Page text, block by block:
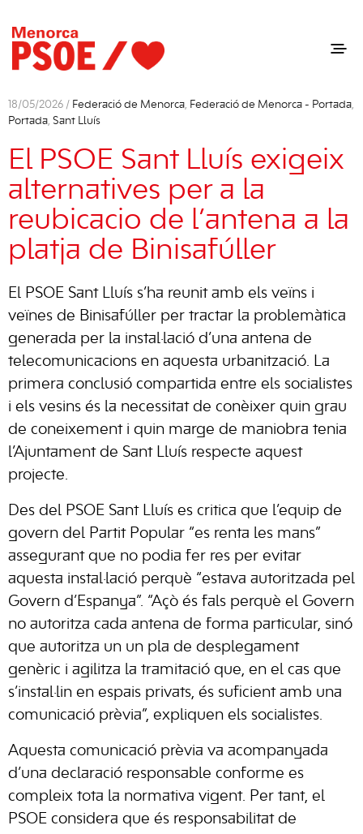
18/05/2026 / Federació de Menorca, Federació de Menorca - Portada,
Portada, Sant Lluís
El PSOE Sant Lluís exigeix
alternatives per a la
reubicacio de l’antena a la
platja de Binisafúller
El PSOE Sant Lluís s’ha reunit amb els veïns i
veïnes de Binisafúller per tractar la problemàtica
generada per la instal·lació d’una antena de
telecomunicacions en aquesta urbanització. La
primera conclusió compartida entre els socialistes
i els vesins és la necessitat de conèixer quin grau
de coneixement i quin marge de maniobra tenia
l’Ajuntament de Sant Lluís respecte aquest
projecte.
Des del PSOE Sant Lluís es critica que l’equip de
govern del Partit Popular “es renta les mans”
assegurant que no podia fer res per evitar
aquesta instal·lació perquè “estava autoritzada pel
Govern d’Espanya”. “Açò és fals perquè el Govern
no autoritza cada antena de forma particular, sinó
que autoritza un un pla de desplegament
genèric i agilitza la tramitació que, en el cas que
s’instal·lin en espais privats, és suficient amb una
comunicació prèvia”, expliquen els socialistes.
Aquesta comunicació prèvia va acompanyada
d’una declaració responsable conforme es
compleix tota la normativa vigent. Per tant, el
PSOE considera que és responsabilitat de